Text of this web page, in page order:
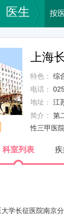
医生 按
上海
特色： 综
电话：
地址： 江
简介： 第
性三甲医
科室列表
学长征医院南京